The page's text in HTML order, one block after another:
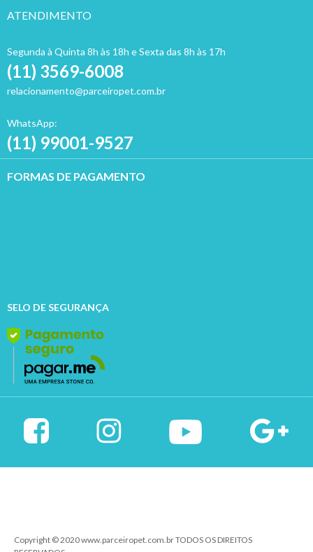
ATENDIMENTO
Segunda à Quinta 8h às 18h e Sexta das 8h às 17h
(11) 3569-6008
relacionamento@parceiropet.com.br
WhatsApp:
(11) 99001-9527
FORMAS DE PAGAMENTO
SELO DE SEGURANÇA
Copyright © 2020 www.parceiropet.com.br TODOS OS DIREITOS